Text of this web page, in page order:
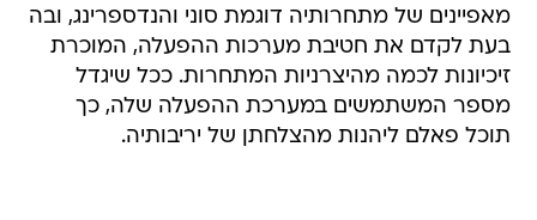
מאפיינים של מתחרותיה דוגמת סוני והנדספרינג, ובה
בעת לקדם את חטיבת מערכות ההפעלה, המוכרת
זיכיונות לכמה מהיצרניות המתחרות. ככל שיגדל
מספר המשתמשים במערכת ההפעלה שלה, כך
תוכל פאלם ליהנות מהצלחתן של יריבותיה.